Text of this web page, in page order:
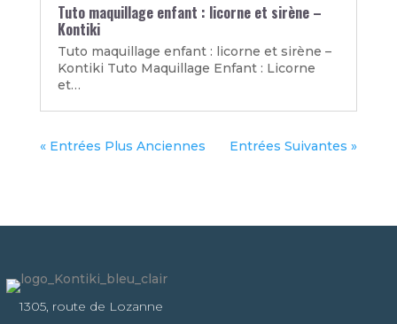
Tuto maquillage enfant : licorne et sirène –
Kontiki
Tuto maquillage enfant : licorne et sirène –
Kontiki Tuto Maquillage Enfant : Licorne
et…
« Entrées Plus Anciennes Entrées Suivantes »
1305, route de Lozanne